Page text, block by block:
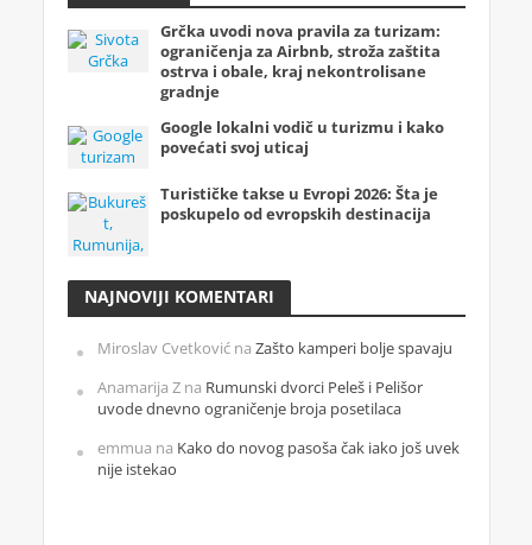
Grčka uvodi nova pravila za turizam:
ograničenja za Airbnb, stroža zaštita
ostrva i obale, kraj nekontrolisane
gradnje
Google lokalni vodič u turizmu i kako
povećati svoj uticaj
Turističke takse u Evropi 2026: Šta je
poskupelo od evropskih destinacija
NAJNOVIJI KOMENTARI
Miroslav Cvetkovićna Zašto kamperi bolje spavaju
Anamarija Zna Rumunski dvorci Peleš i Pelišor
uvode dnevno ograničenje broja posetilaca
emmua na Kako do novog pasoša čak iako još uvek
nije istekao